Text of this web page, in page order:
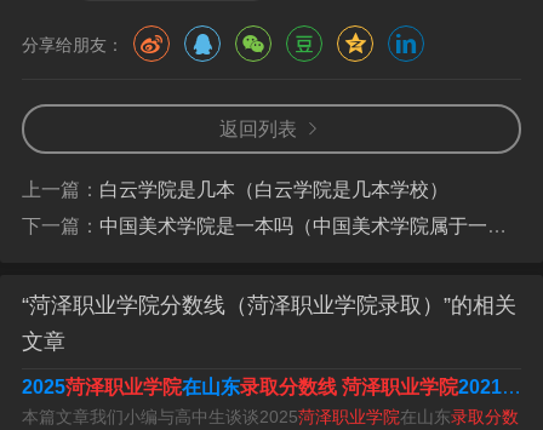
菏泽家政职业学院春考分数线是多少?
分。根据查询2022年菏泽家政职业学院官网公开信息得
知，菏泽家政职业学院2022春考分数线是340分。菏泽家
政职业学院，是经山东省人民政府批准设立、教育部备案
的以家政为特色的全日制公办高等职业院校。
职150分。普通类（管理服务类）：本科536分；高职150
分。艺术类（工程技术类）：本科378分；高职105分。艺
术类（管理服务类）：本科375分；高职105分。
分享给朋友：
返回列表
上一篇： 白云学院是几本（白云学院是几本学校）
下一篇： 中国美术学院是一本吗（中国美术学院属于一本还是二本）
“菏泽职业学院分数线（菏泽职业学院录取）”的相关
文章
2025菏泽职业学院在山东录取分数线 菏泽职业学院2021录取
本篇文章我们小编与高中生谈谈2025菏泽职业学院在山东录取分数